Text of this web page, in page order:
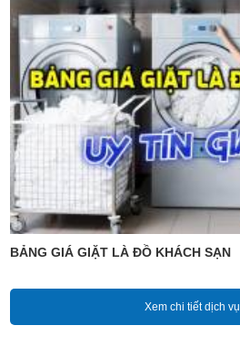
BẢNG GIÁ GIẶT LÀ ĐỒ KHÁCH SẠN
Xem chi tiết dịch vụ